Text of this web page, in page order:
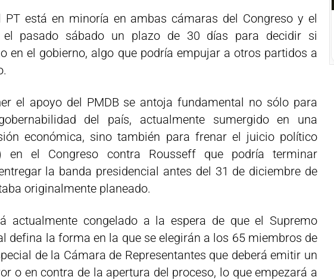
PT está en minoría en ambas cámaras del Congreso y el
pasado sábado un plazo de 30 días para decidir si
en el gobierno, algo que podría empujar a otros partidos a
el apoyo del PMDB se antoja fundamental no sólo para
del país, actualmente sumergido en una
económica, sino también para frenar el juicio político
en el Congreso contra Rousseff que podría terminar
la banda presidencial antes del 31 de diciembre de
originalmente planeado.
actualmente congelado a la espera de que el Supremo
defina la forma en la que se elegirán a los 65 miembros de
de la Cámara de Representantes que deberá emitir un
o en contra de la apertura del proceso, lo que empezará a